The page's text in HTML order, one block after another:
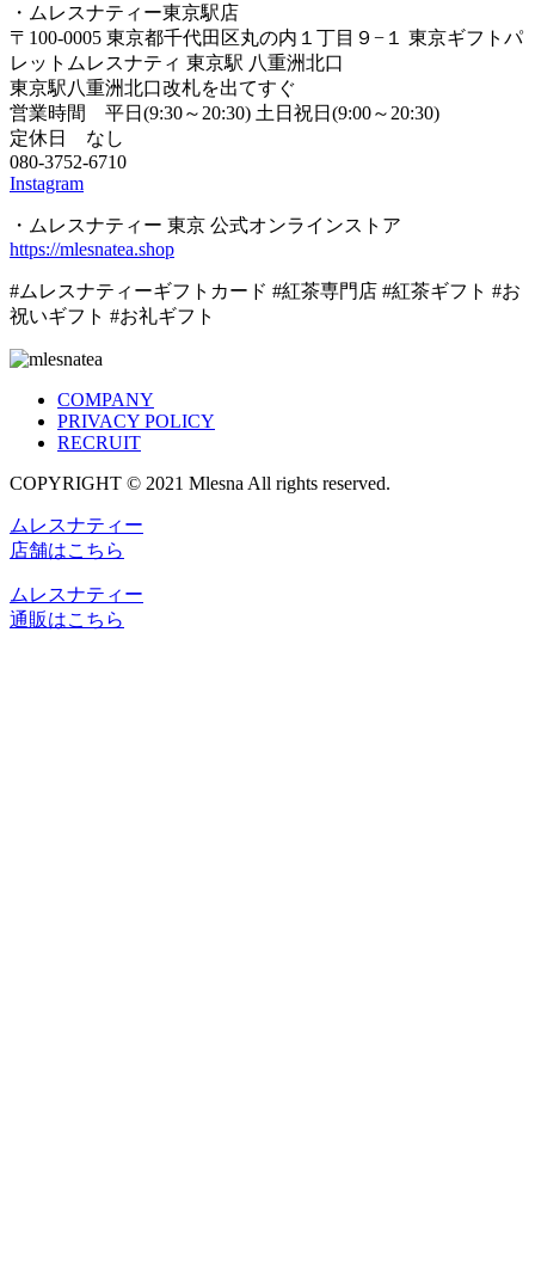
・ムレスナティー東京駅店
〒100-0005 東京都千代田区丸の内１丁目９−１ 東京ギフトパ
レットムレスナティ 東京駅 八重洲北口
東京駅八重洲北口改札を出てすぐ
営業時間 平日(9:30～20:30) 土日祝日(9:00～20:30)
定休日 なし
080-3752-6710
Instagram
・ムレスナティー 東京 公式オンラインストア
https://mlesnatea.shop
#ムレスナティーギフトカード #紅茶専門店 #紅茶ギフト #お
祝いギフト #お礼ギフト
COMPANY
PRIVACY POLICY
RECRUIT
COPYRIGHT © 2021 Mlesna All rights reserved.
ムレスナティー
店舗はこちら
ムレスナティー
通販はこちら